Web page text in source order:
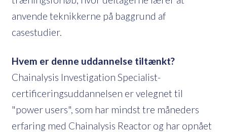
anvende teknikkerne på baggrund af
casestudier.
Hvem er denne uddannelse tiltænkt?
Chainalysis Investigation Specialist-
certificeringsuddannelsen er velegnet til
"power users", som har mindst tre måneders
erfaring med Chainalysis Reactor og har opnået